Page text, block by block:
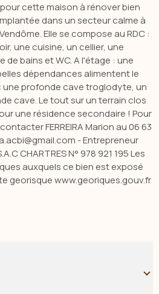
cette maison à rénover bien
dans un secteur calme à
Elle se compose au RDC :
une cuisine, un cellier, une
de bains et WC. A l'étage : une
dépendances alimentent le
une profonde cave troglodyte, un
cave. Le tout sur un terrain clos
une résidence secondaire ! Pour
FERREIRA Marion au 06 63
- Entrepreneur
CHARTRES N° 978 921 195 Les
auxquels ce bien est exposé
georisque www.georiques.gouv.fr